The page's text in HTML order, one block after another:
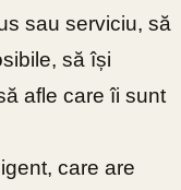
sau serviciu, să
să își
afle care îi sunt
care are